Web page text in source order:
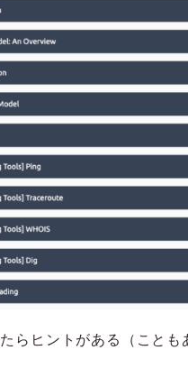
らヒントがある（ことも